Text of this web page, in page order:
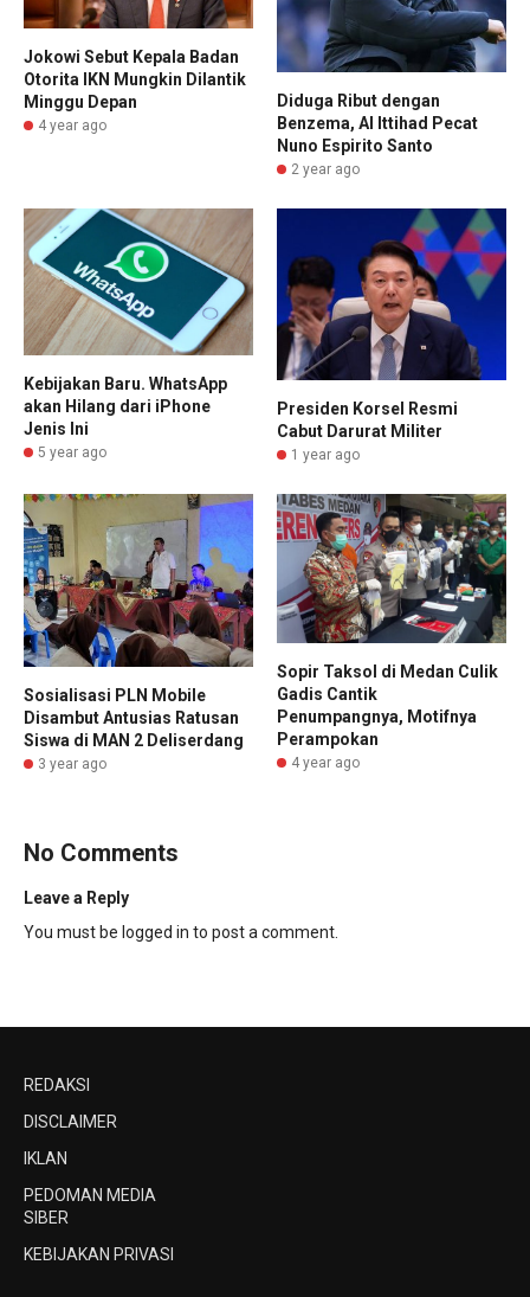
Jokowi Sebut Kepala Badan
Otorita IKN Mungkin Dilantik
Minggu Depan
4 year ago
Diduga Ribut dengan
Benzema, Al Ittihad Pecat
Nuno Espirito Santo
2 year ago
Kebijakan Baru. WhatsApp
akan Hilang dari iPhone
Jenis Ini
5 year ago
Presiden Korsel Resmi
Cabut Darurat Militer
1 year ago
Sosialisasi PLN Mobile
Disambut Antusias Ratusan
Siswa di MAN 2 Deliserdang
3 year ago
Sopir Taksol di Medan Culik
Gadis Cantik
Penumpangnya, Motifnya
Perampokan
4 year ago
No Comments
Leave a Reply
You must be logged in to post a comment.
REDAKSI
DISCLAIMER
IKLAN
PEDOMAN MEDIA
SIBER
KEBIJAKAN PRIVASI